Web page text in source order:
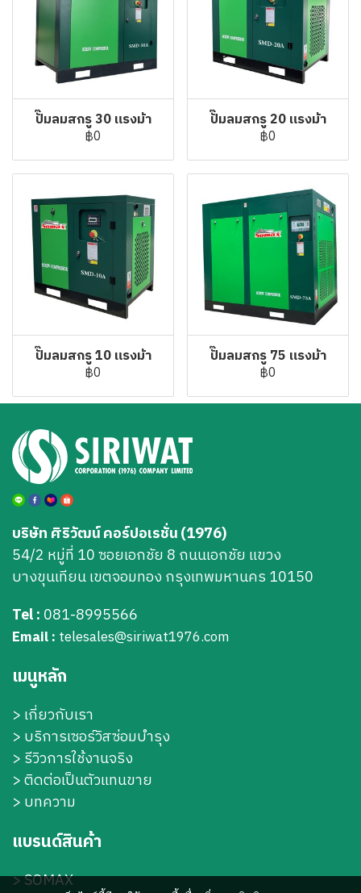
ปั๊มลมสกรู 30 แรงม้า
฿0
ปั๊มลมสกรู 20 แรงม้า
฿0
ปั๊มลมสกรู 10 แรงม้า
฿0
ปั๊มลมสกรู 75 แรงม้า
฿0
บริษัท ศิริวัฒน์ คอร์ปอเรชั่น (1976)
54/2 หมู่ที่ 10 ซอยเอกชัย 8 ถนนเอกชัย แขวง
บางขุนเทียน เขตจอมทอง กรุงเทพมหานคร 10150
Tel : 081-8995566
Email : telesales@siriwat1976.com
เมนูหลัก
> เกี่ยวกับเรา
> บริการเซอร์วิสซ่อมบำรุง
> รีวิวการใช้งานจริง
> ติดต่อเป็นตัวแทนขาย
> บทความ
แบรนด์สินค้า
>SOMAX